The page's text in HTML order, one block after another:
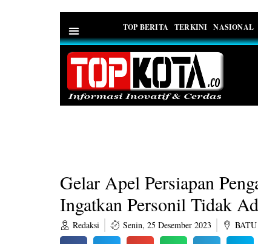
TOP BERITA TERKINI NASIONAL
Gelar Apel Persiapan
Ingatkan Personil Tidak
Redaksi Senin, 25 Desember 2023